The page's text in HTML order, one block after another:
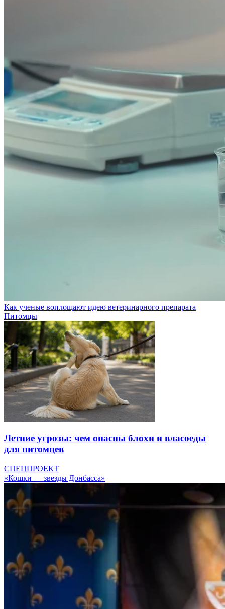
Как ученые воплощают идею ветеринарного препарата
Питомцы
Летние угрозы: чем опасны блохи и власоеды
для питомцев
СПЕЦПРОЕКТ
«Кошки — звезды Донбасса»